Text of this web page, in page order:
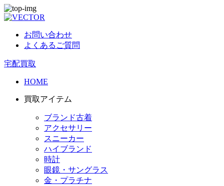
お問い合わせ
よくあるご質問
宅配買取
HOME
買取アイテム
ブランド古着
アクセサリー
スニーカー
ハイブランド
時計
眼鏡・サングラス
金・プラチナ